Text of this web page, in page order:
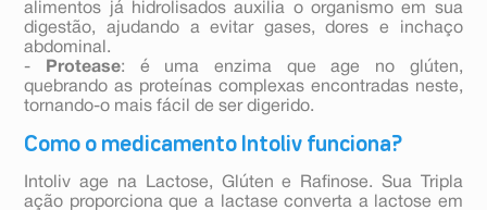
alimentos já hidrolisados auxilia o organismo em sua
digestão, ajudando a evitar gases, dores e inchaço
abdominal.
-
Protease: é uma enzima que age no glúten,
quebrando as proteínas complexas encontradas neste,
tornando-o mais fácil de ser digerido.
Como o medicamento Intoliv funciona?
Intoliv age na Lactose, Glúten e Rafinose. Sua Tripla
ação proporciona que a lactase converta a lactose em